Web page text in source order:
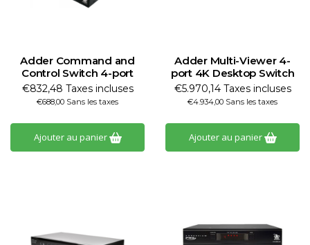
Adder Command and
Control Switch 4-port
€832,48 Taxes incluses
€688,00 Sans les taxes
Ajouter au panier
Adder Multi-Viewer 4-
port 4K Desktop Switch
€5.970,14 Taxes incluses
€4.934,00 Sans les taxes
Ajouter au panier